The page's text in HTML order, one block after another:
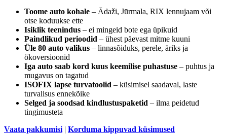
Toome auto kohale – Ādaži, Jūrmala, RIX lennujaam või
otse koduukse ette
Isiklik teenindus – ei mingeid bote ega üpikuid
Paindlikud perioodid – ühest päevast mitme kuuni
Üle 80 auto valikus – linnasõiduks, perele, äriks ja
ökoversioonid
Iga auto saab kord kuus keemilise puhastuse – puhtus ja
mugavus on tagatud
ISOFIX lapse turvatoolid – küsimisel saadaval, laste
turvalisus ennekõike
Selged ja soodsad kindlustuspaketid – ilma peidetud
tingimusteta
Vaata pakkumisi | Korduma kippuvad küsimused